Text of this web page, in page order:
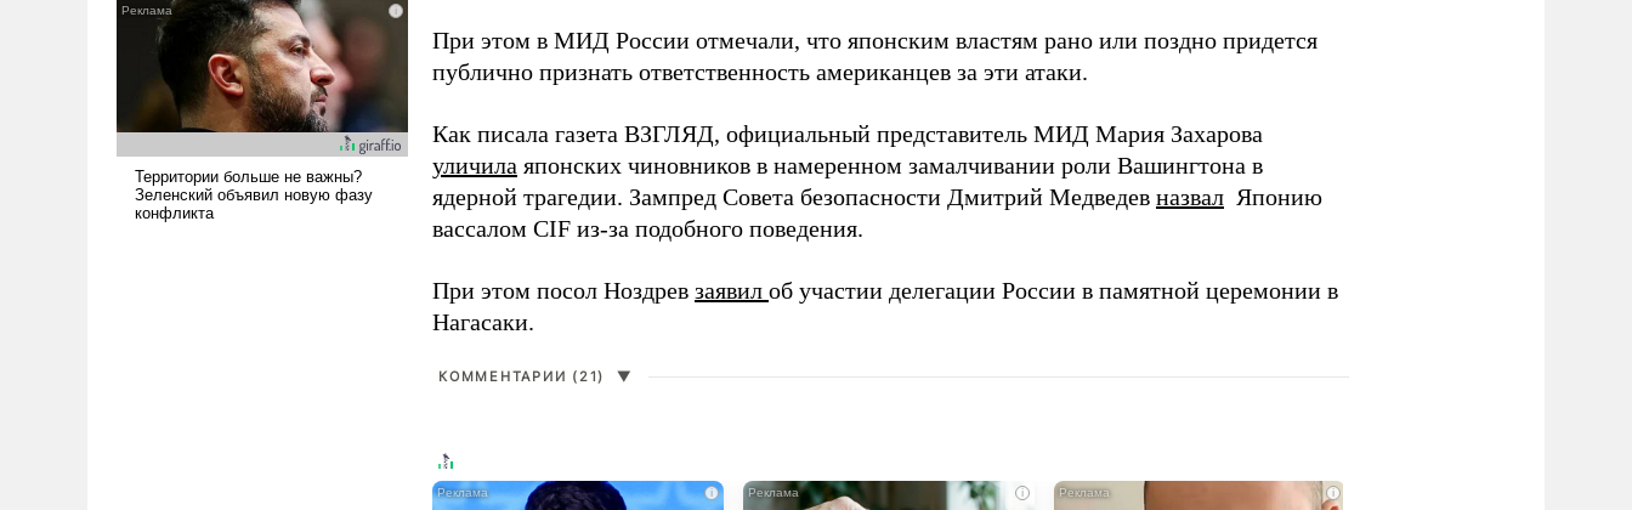
и ее реализация радикально
поднимет наши боевые
возможности.
При этом в МИД России отмечали, что японским властям рано или поздно придется
публично признать ответственность американцев за эти атаки.
Как писала газета ВЗГЛЯД, официальный представитель МИД Мария Захарова
уличила японских чиновников в намеренном замалчивании роли Вашингтона в
ядерной трагедии. Зампред Совета безопасности Дмитрий Медведев назвал Японию
вассалом CIF из-за подобного поведения.
При этом посол Ноздрев заявил об участии делегации России в памятной церемонии в
Нагасаки.
КОММЕНТАРИИ (21) ▼
i i i